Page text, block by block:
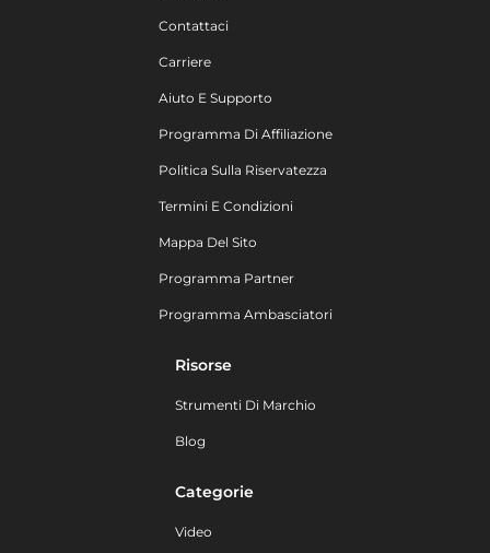
Contattaci
Carriere
Aiuto E Supporto
Programma Di Affiliazione
Politica Sulla Riservatezza
Termini E Condizioni
Mappa Del Sito
Programma Partner
Programma Ambasciatori
Risorse
Strumenti Di Marchio
Blog
Categorie
Video